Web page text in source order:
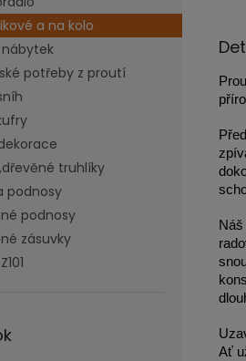
a na kolo
potřeby z proutí
truhlíky
podnosy
podnosy
zásuvky
Ať